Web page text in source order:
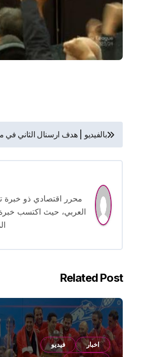
تصفّح
المقالات
بالفيديو | هدف ارسنال الثاني في
العربي، حيث اكتسب خبرة
Related Post
اخبار
فيديو